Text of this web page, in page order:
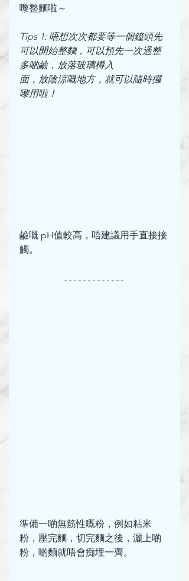
嚟整麵啦～
Tips 1: 唔想次次都要等一個鐘頭先
可以開始整麵，可以預先一次過整
多啲鹼，放落玻璃樽入
面，放陰涼嘅地方，就可以隨時攞
嚟用啦！
鹼嘅 pH值較高，唔建議用手直接接
觸。
準備一啲無筋性嘅粉，例如粘米
粉，壓完麵，切完麵之後，灑上啲
粉，啲麵就唔會痴埋一齊。